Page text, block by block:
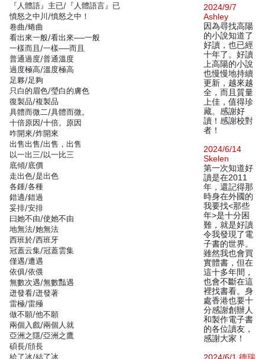
『人體語』主已/『人體語言』已
憤怒之中川/憤怒之中！
卷曲/蜷曲
看出來一般/看出來──一般
一樣而且/一樣──而且
普通過度/普通溫度
過度極高/溫度極高
足夥/足夠
只白的眉色/瑩白的膚色
復製品/複製品
具體而微二/具體而微。
十倍原因/十倍。原因
咋開來/炸開來
出售出售/出售，出售
以一出三/以一比三
底傾/底價
走出色/是出色
各鍾/各種
錯適/錯過
妥排/安排
曰她不由/使她不由
地無法/她無法
西班於/西班牙
冠蓋云集/冠蓋雲集
僅遇/遭遇
依俱/依偎
無數次遇/無數豔遇
迸發看/迸發著
雷極/雷殛
做不願/他不願
兩個入戲/兩個人就
亞洲之隱/亞洲之鷹
碩長/頎長
給了冰/結了冰
2024/9/7
Ashley
因為尋找高陽
的小說知道了
好讀，也已經
十年了。好讀
上高陽的小說
也慢慢地持續
更新，越來越
全，而且質量
上佳，值得珍
藏。感謝好
讀！感謝校對
者！
2024/6/14
Skelen
第一次知道好
讀是在2011
年，還記得那
時身在外國的
我要找<那些
年>是十分困
難，就是好讀
令我發現了電
子書的世界。
雖然我也會買
實體書，但在
這十多年間，
也會不斷在這
裡找書看。身
處香港也要十
分感謝創辦人
和製作電子書
的各位讀友，
感謝大家！